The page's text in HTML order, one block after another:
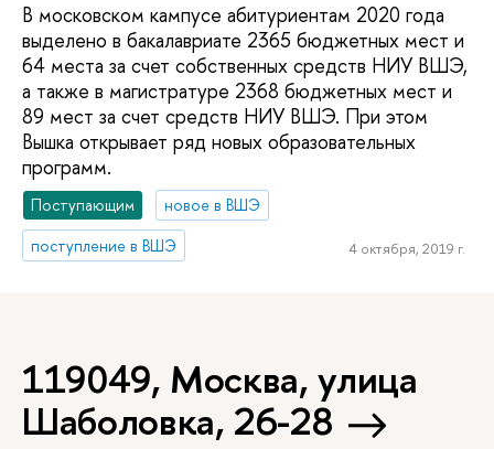
В московском кампусе абитуриентам 2020 года
выделено в бакалавриате 2365 бюджетных мест и
64 места за счет собственных средств НИУ ВШЭ,
а также в магистратуре 2368 бюджетных мест и
89 мест за счет средств НИУ ВШЭ. При этом
Вышка открывает ряд новых образовательных
программ.
Поступающим
новое в ВШЭ
поступление в ВШЭ
4 октября, 2019 г.
119049, Москва, улица
Шаболовка, 26-28